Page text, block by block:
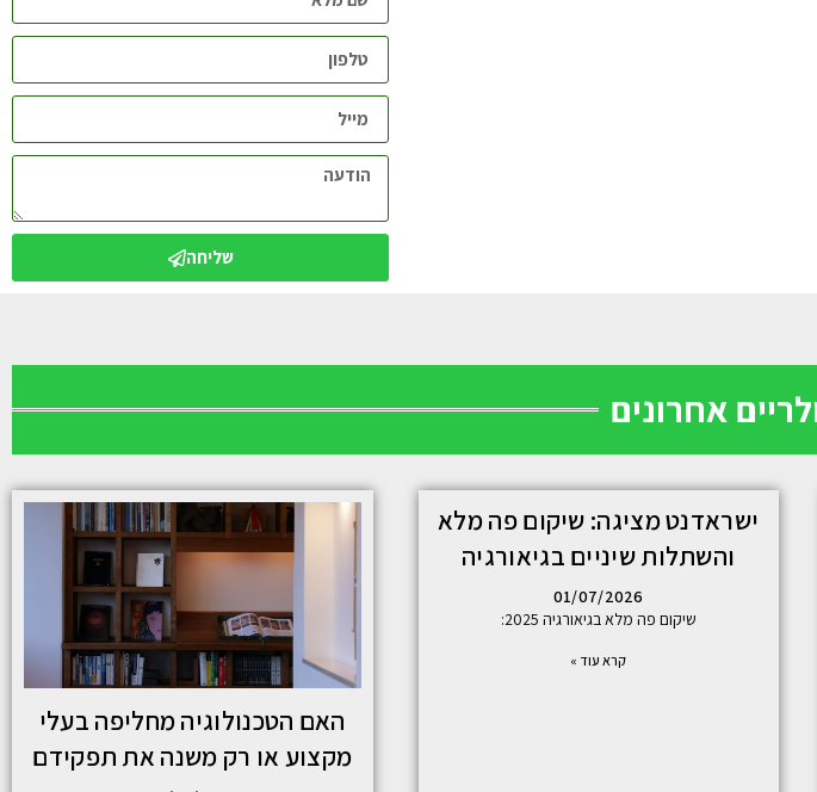
שליחה
אחרונים
ישראדנט מציגה: שיקום פה מלא
והשתלות שיניים בגיאורגיה
01/07/2026
שיקום פה מלא בגיאורגיה 2025:
קרא עוד »
האם הטכנולוגיה מחליפה בעלי
מקצוע או רק משנה את תפקידם